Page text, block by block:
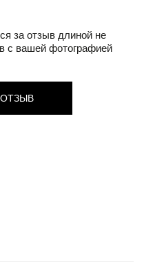
за отзыв длиной не
с вашей фотографией